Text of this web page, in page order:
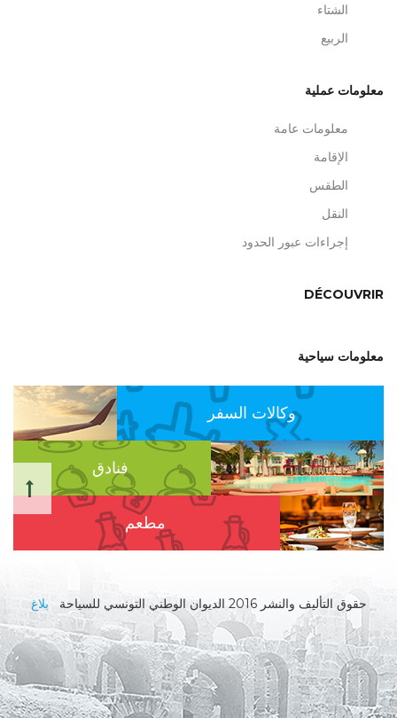
الشتاء
الربيع
معلومات عملية
معلومات عامة
الإقامة
الطقس
النقل
إجراءات عبور الحدود
DÉCOUVRIR
معلومات سياحية
وكالات السفر
فنادق
مطعم
حقوق التأليف والنشر 2016 الديوان الوطني التونسي للسياحة بلاغ